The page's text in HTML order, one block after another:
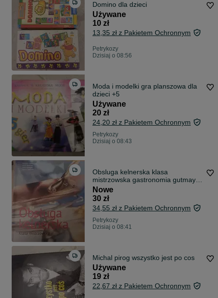
Domino dla dzieci
Używane
10 zł
13,35 zł z Pakietem Ochronnym
Petrykozy
Dzisiaj o 08:56
Moda i modelki gra planszowa dla
dzieci +5
Używane
20 zł
24,20 zł z Pakietem Ochronnym
Petrykozy
Dzisiaj o 08:43
Obsluga kelnerska klasa
mistrzowska gastronomia gutmayer
stickler nowa
Nowe
30 zł
34,55 zł z Pakietem Ochronnym
Petrykozy
Dzisiaj o 08:41
Michal pirog wszystko jest po cos
Używane
19 zł
22,67 zł z Pakietem Ochronnym